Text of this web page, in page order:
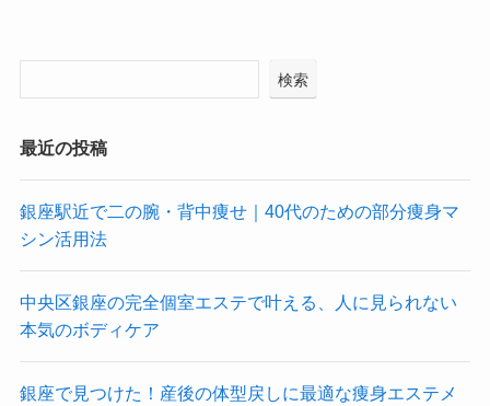
検索
最近の投稿
銀座駅近で二の腕・背中痩せ｜40代のための部分痩身マ
シン活用法
中央区銀座の完全個室エステで叶える、人に見られない
本気のボディケア
銀座で見つけた！産後の体型戻しに最適な痩身エステメ